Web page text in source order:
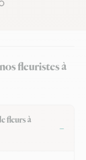
fleuristes à
fleurs à